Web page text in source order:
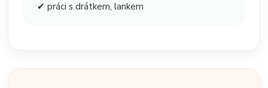
✔ práci s drátkem, lankem